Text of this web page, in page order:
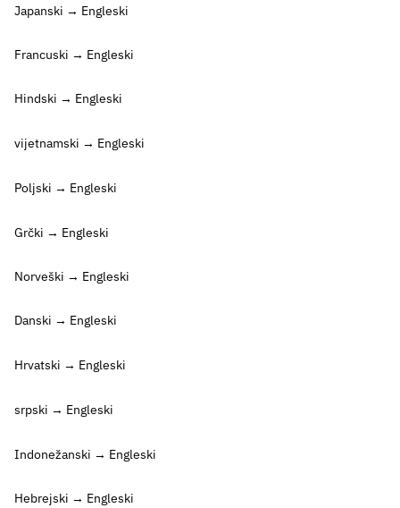
Japanski → Engleski
Francuski → Engleski
Hindski → Engleski
vijetnamski → Engleski
Poljski → Engleski
Grčki → Engleski
Norveški → Engleski
Danski → Engleski
Hrvatski → Engleski
srpski → Engleski
Indonežanski → Engleski
Hebrejski → Engleski